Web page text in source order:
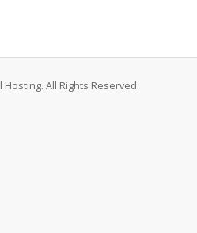
All Rights Reserved.